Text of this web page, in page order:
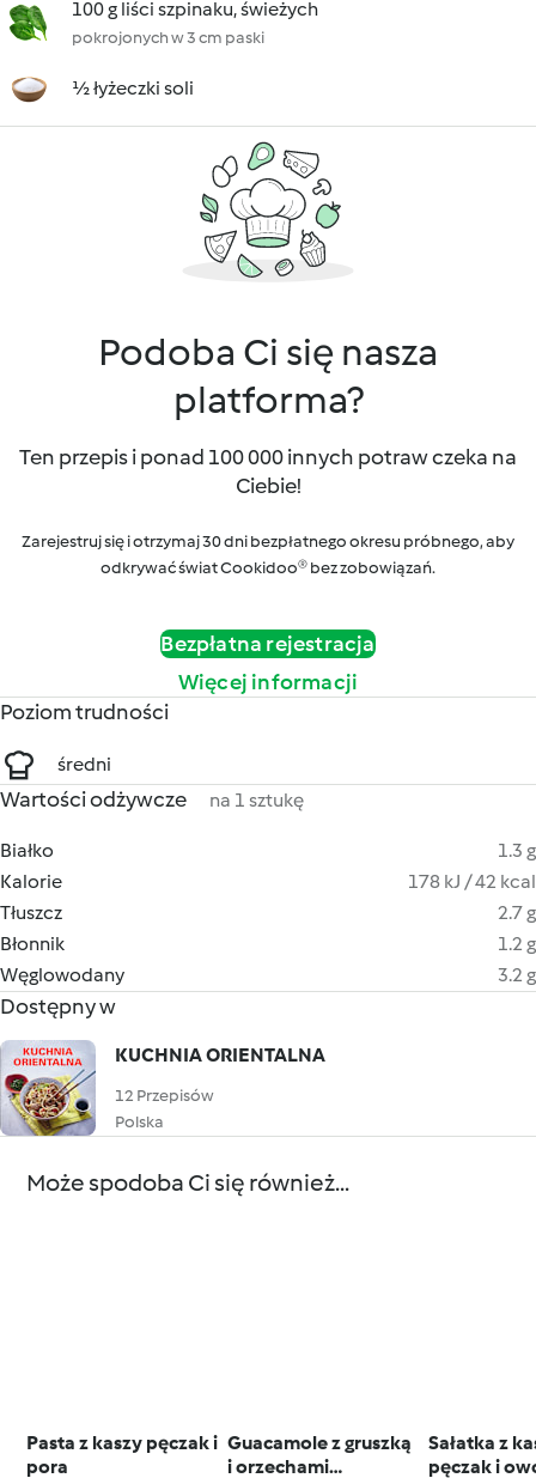
100 g liści szpinaku, świeżych
pokrojonych w 3 cm paski
½ łyżeczki soli
Podoba Ci się nasza
platforma?
Ten przepis i ponad 100 000 innych potraw czeka na
Ciebie!
Zarejestruj się i otrzymaj 30 dni bezpłatnego okresu próbnego, aby
odkrywać świat Cookidoo® bez zobowiązań.
Bezpłatna rejestracja
Więcej informacji
Poziom trudności
średni
Wartości odżywcze na 1 sztukę
Białko
1.3 g
Kalorie
178 kJ / 42 kcal
Tłuszcz
2.7 g
Błonnik
1.2 g
Węglowodany
3.2 g
Dostępny w
KUCHNIA ORIENTALNA
12 Przepisów
Polska
Może spodoba Ci się również...
Pasta z kaszy pęczak i
pora
Guacamole z gruszką
i orzechami
Sałatka z
pęczak i